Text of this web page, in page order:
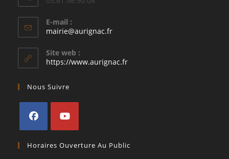
E-mail :
mairie@aurignac.frS’ouvre
application
Site web :
https://www.aurignac.fr
Nous Suivre
dans
dans
Horaires Ouverture Au Public